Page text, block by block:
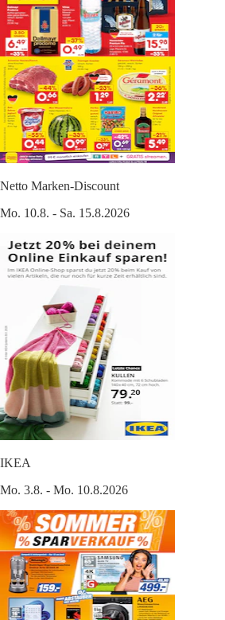
Netto Marken-Discount
Mo. 10.8. - Sa. 15.8.2026
IKEA
Mo. 3.8. - Mo. 10.8.2026